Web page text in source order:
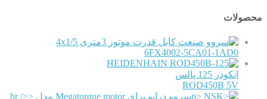
محصولات
کابل قدرت موتور 3متری 4x1/5
6FX4002-5CA01-1AD0
HEIDENHAIN
انکودر 125 پالس
ROD450B 5V